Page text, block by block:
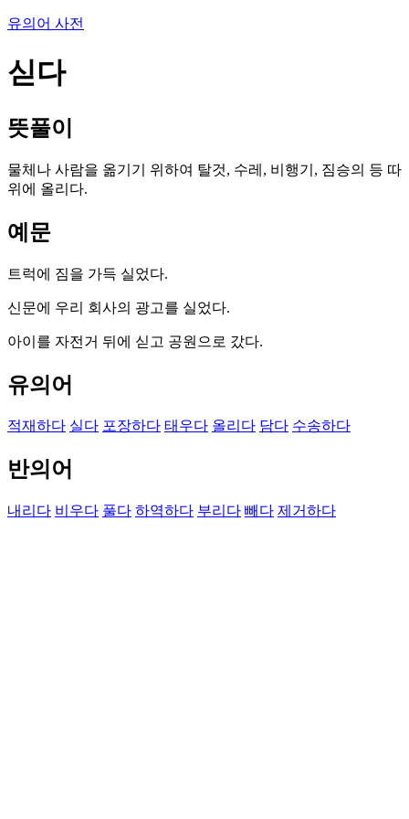
유의어 사전
싣다
뜻풀이
물체나 사람을 옮기기 위하여 탈것, 수레, 비행기, 짐승의 등 따
위에 올리다.
예문
트럭에 짐을 가득 실었다.
신문에 우리 회사의 광고를 실었다.
아이를 자전거 뒤에 싣고 공원으로 갔다.
유의어
적재하다 실다 포장하다 태우다 올리다 담다 수송하다
반의어
내리다 비우다 풀다 하역하다 부리다 빼다 제거하다